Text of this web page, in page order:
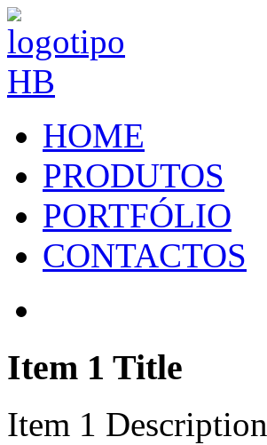
HOME
PRODUTOS
PORTFÓLIO
CONTACTOS
Item 1 Title
Item 1 Description